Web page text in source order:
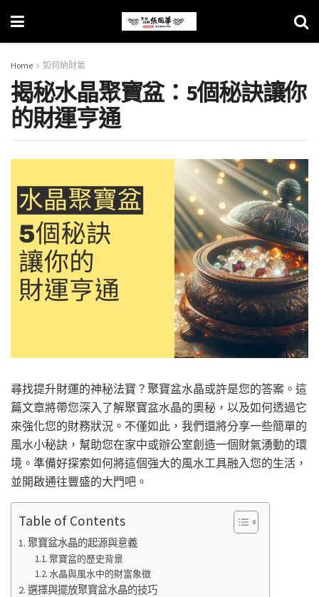
Home 如何納財氣
揭秘水晶聚寶盆：5個秘訣讓你
的財運亨通
尋找提升財運的神秘法寶？聚寶盆水晶或許是您的答案。這
篇文章將帶您深入了解聚寶盆水晶的奧秘，以及如何透過它
來強化您的財務狀況。不僅如此，我們還將分享一些簡單的
風水小秘訣，幫助您在家中或辦公室創造一個財氣湧動的環
境。準備好探索如何將這個強大的風水工具融入您的生活，
並開啟通往豐盛的大門吧。
Table of Contents
聚寶盆水晶的起源與意義
聚寶盆的歷史背景
水晶與風水中的財富象徵
選擇與擺放聚寶盆水晶的技巧